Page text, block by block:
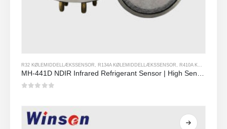
R32 KØLEMIDDELLÆKSSENSOR , R134A KØLEMIDDELLÆKSSENSOR , R410A KØLEMIDDELLÆKSSENSOR
MH-441D NDIR Infrared Refrigerant Sensor | High Sensitivity | HVAC & Industrial Safety | Long Lifespan